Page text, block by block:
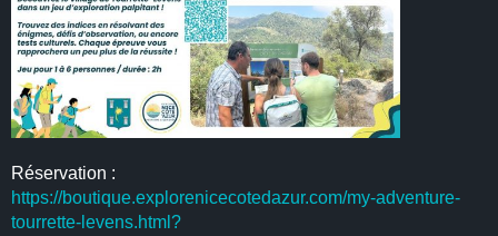
Réservation :
https://boutique.explorenicecotedazur.com/my-adventure-
tourrette-levens.html?